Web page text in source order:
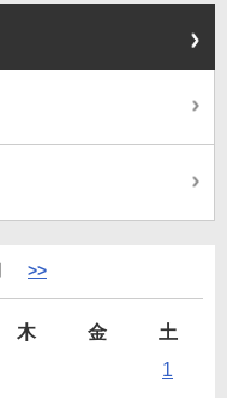
>>
木 金
土
1